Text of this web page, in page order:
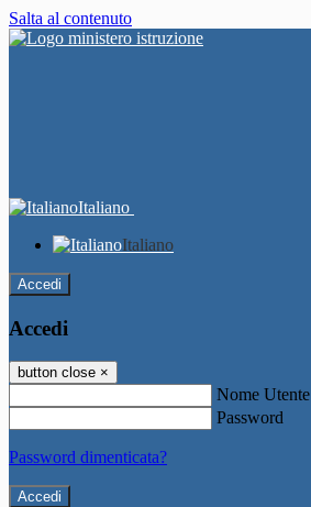
Salta al contenuto
Italiano
Italiano
Accedi
Accedi
button close ×
Nome Utente
Password
Password dimenticata?